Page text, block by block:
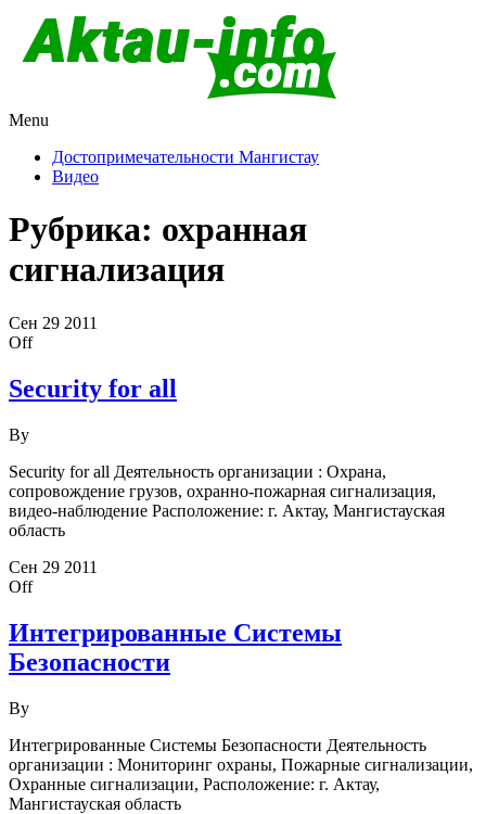
Казахстан
Menu
Достопримечательности Мангистау
Видео
Рубрика: охранная
сигнализация
Сен 29 2011
Off
Security for all
By
Security for all Деятельность организации : Охрана,
сопровождение грузов, охранно-пожарная сигнализация,
видео-наблюдение Расположение: г. Актау, Мангистауская
область
Сен 29 2011
Off
Интегрированные Системы
Безопасности
By
Интегрированные Системы Безопасности Деятельность
организации : Мониторинг охраны, Пожарные сигнализации,
Охранные сигнализации, Расположение: г. Актау,
Мангистауская область